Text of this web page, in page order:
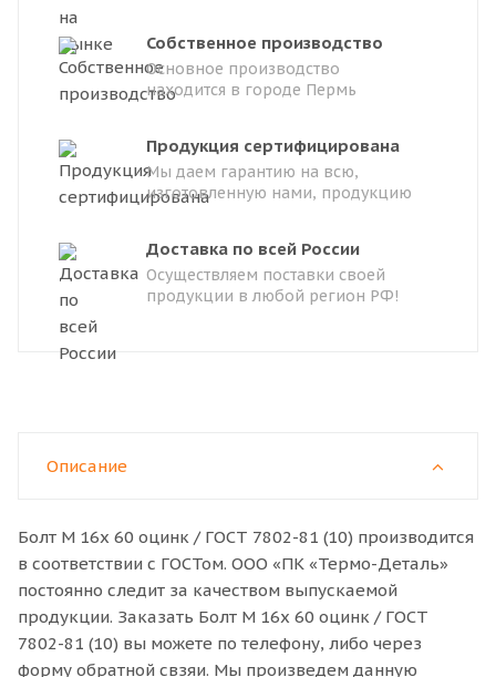
Собственное производство
Основное производство
находится в городе Пермь
Продукция сертифицирована
Мы даем гарантию на всю,
изготовленную нами, продукцию
Доставка по всей России
Осуществляем поставки своей
продукции в любой регион РФ!
Описание
Болт M 16x 60 оцинк / ГОСТ 7802-81 (10) производится
в соответствии с ГОСТом. ООО «ПК «Термо-Деталь»
постоянно следит за качеством выпускаемой
продукции. Заказать Болт M 16x 60 оцинк / ГОСТ
7802-81 (10) вы можете по телефону, либо через
форму обратной свзяи. Мы произведем данную